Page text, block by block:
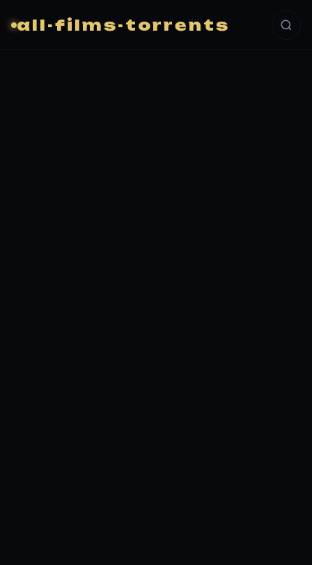
all-films-torrents